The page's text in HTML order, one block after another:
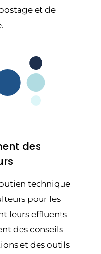
et de
des
technique
pour les
leurs effluents
des conseils
et des outils